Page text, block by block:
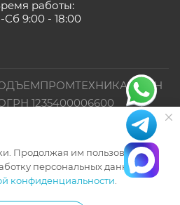
работы:
Сб 9:00 - 18:00
ИНН
1235400006600
TOR INDUSTRIES
Продолжая им пользоваться,
персональных данных в
конфиденциальности